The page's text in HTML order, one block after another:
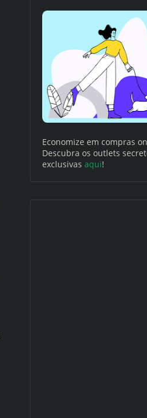
Economize em compras
Descubra os outlets
exclusivas aqui!